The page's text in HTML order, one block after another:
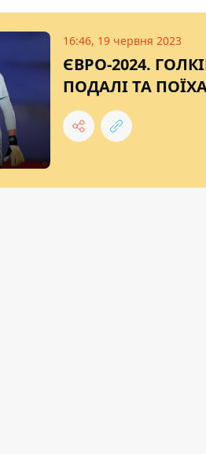
16:46, 19 червня 2023
ЄВРО-2024.
ПОДАЛІ ТА